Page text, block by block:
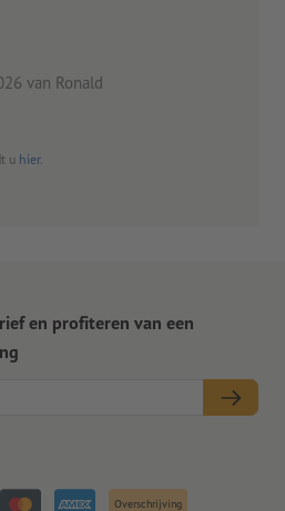
van Ronald
u hier.
en profiteren van een
Overschrijving